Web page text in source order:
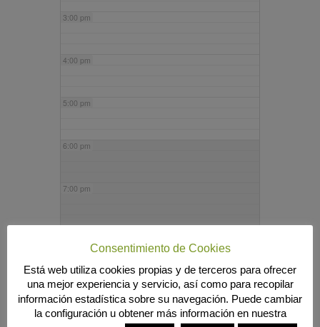
3:00 pm
4:00 pm
5:00 pm
6:00 pm
7:00 pm
9:00 pm
10:00 pm
Consentimiento de Cookies
Está web utiliza cookies propias y de terceros para ofrecer
una mejor experiencia y servicio, así como para recopilar
información estadística sobre su navegación. Puede cambiar
la configuración u obtener más información en nuestra